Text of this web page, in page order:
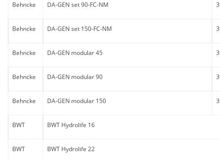
Behncke DA-GEN set 90-FC-NM
Behncke DA-GEN set 150-FC-NM
Behncke DA-GEN modular 45
Behncke DA-GEN modular 90
Behncke DA-GEN modular 150
BWT BWT Hydrolife 16
BWT BWT Hydrolife 22